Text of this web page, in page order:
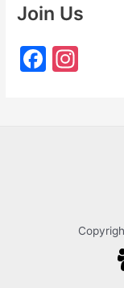
Join Us
F